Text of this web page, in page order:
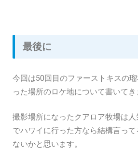
最後に
今回は50回目のファーストキスの
った場所のロケ地について書いてき
撮影場所になったクアロア牧場は
でハワイに行った方なら結構言っ
ないかと思います。